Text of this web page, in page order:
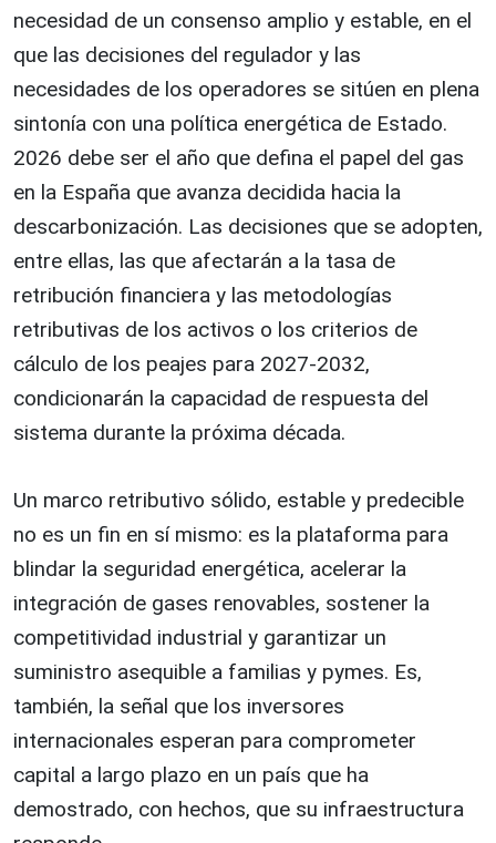
necesidad de un consenso amplio y estable, en el
que las decisiones del regulador y las
necesidades de los operadores se sitúen en plena
sintonía con una política energética de Estado.
2026 debe ser el año que defina el papel del gas
en la España que avanza decidida hacia la
descarbonización. Las decisiones que se adopten,
entre ellas, las que afectarán a la tasa de
retribución financiera y las metodologías
retributivas de los activos o los criterios de
cálculo de los peajes para 2027-2032,
condicionarán la capacidad de respuesta del
sistema durante la próxima década.
Un marco retributivo sólido, estable y predecible
no es un fin en sí mismo: es la plataforma para
blindar la seguridad energética, acelerar la
integración de gases renovables, sostener la
competitividad industrial y garantizar un
suministro asequible a familias y pymes. Es,
también, la señal que los inversores
internacionales esperan para comprometer
capital a largo plazo en un país que ha
demostrado, con hechos, que su infraestructura